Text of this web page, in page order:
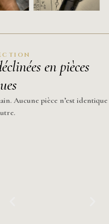
en pièces
Aucune pièce n’est identique